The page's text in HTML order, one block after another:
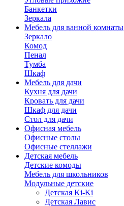
Банкетки
Зеркала
Мебель для ванной комнаты
Зеркало
Комод
Пенал
Тумба
Шкаф
Мебель для дачи
Кухня для дачи
Кровать для дачи
Шкаф для дачи
Стол для дачи
Офисная мебель
Офисные столы
Офисные стеллажи
Детская мебель
Детские комоды
Мебель для школьников
Модульные детские
Детская Ki-Ki
Детская Лавис